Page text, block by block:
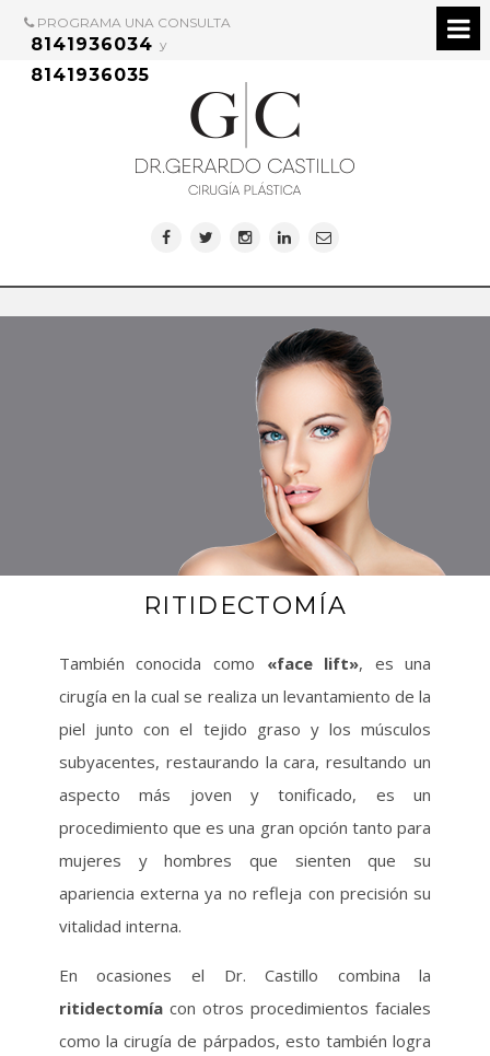
PROGRAMA UNA CONSULTA
8141936034 y
8141936035
RITIDECTOMÍA
También conocida como «face lift», es una
cirugía en la cual se realiza un levantamiento de la
piel junto con el tejido graso y los músculos
subyacentes, restaurando la cara, resultando un
aspecto más joven y tonificado, es un
procedimiento que es una gran opción tanto para
mujeres y hombres que sienten que su
apariencia externa ya no refleja con precisión su
vitalidad interna.
En ocasiones el Dr. Castillo combina la
ritidectomíacon otros procedimientos faciales
como la cirugía de párpados, esto también logra